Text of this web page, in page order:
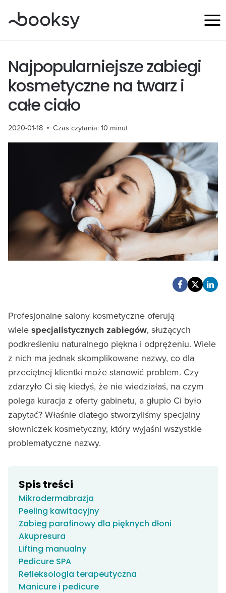
do
Najpopularniejsze zabiegi
kosmetyczne na twarz i
całe ciało
2020-01-18 Czas czytania:10 minut
Profesjonalne salony kosmetyczne oferują
wiele specjalistycznych zabiegów, służących
podkreśleniu naturalnego piękna i odprężeniu. Wiele
z nich ma jednak skomplikowane nazwy, co dla
przeciętnej klientki może stanowić problem. Czy
zdarzyło Ci się kiedyś, że nie wiedziałaś, na czym
polega kuracja z oferty gabinetu, a głupio Ci było
zapytać? Właśnie dlatego stworzyliśmy specjalny
słowniczek kosmetyczny, który wyjaśni wszystkie
problematyczne nazwy.
Spis treści
Mikrodermabrazja
Peeling kawitacyjny
Zabieg parafinowy dla pięknych dłoni
Akupresura
Lifting manualny
Pedicure SPA
Refleksologia terapeutyczna
Manicure i pedicure